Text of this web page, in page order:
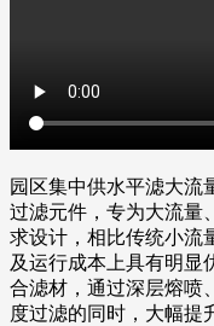
园区集中供水平滤大流
过滤元件，专为大流量
求设计，相比传统小流
及运行成本上具有明显
合滤材，通过深层熔喷
度过滤的同时，大幅提